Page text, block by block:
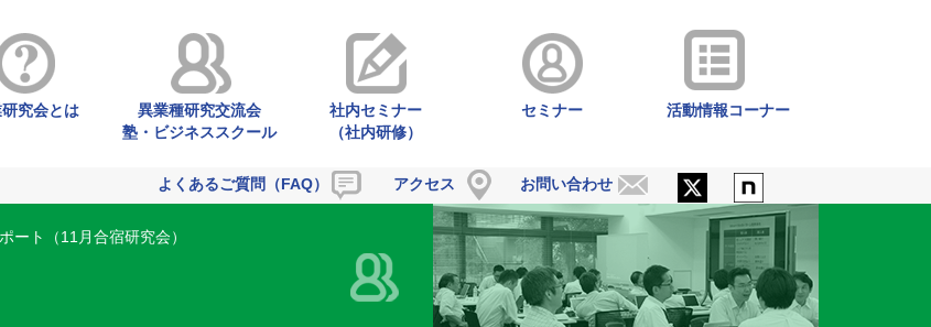
究会とは
異業種研究交流会
塾・ビジネススクール
社内セミナー
（社内研修）
セミナー 活動情報コーナー
お問い合わせ
アクセス
よくあるご質問（FAQ）
ート（11月合宿研究会）